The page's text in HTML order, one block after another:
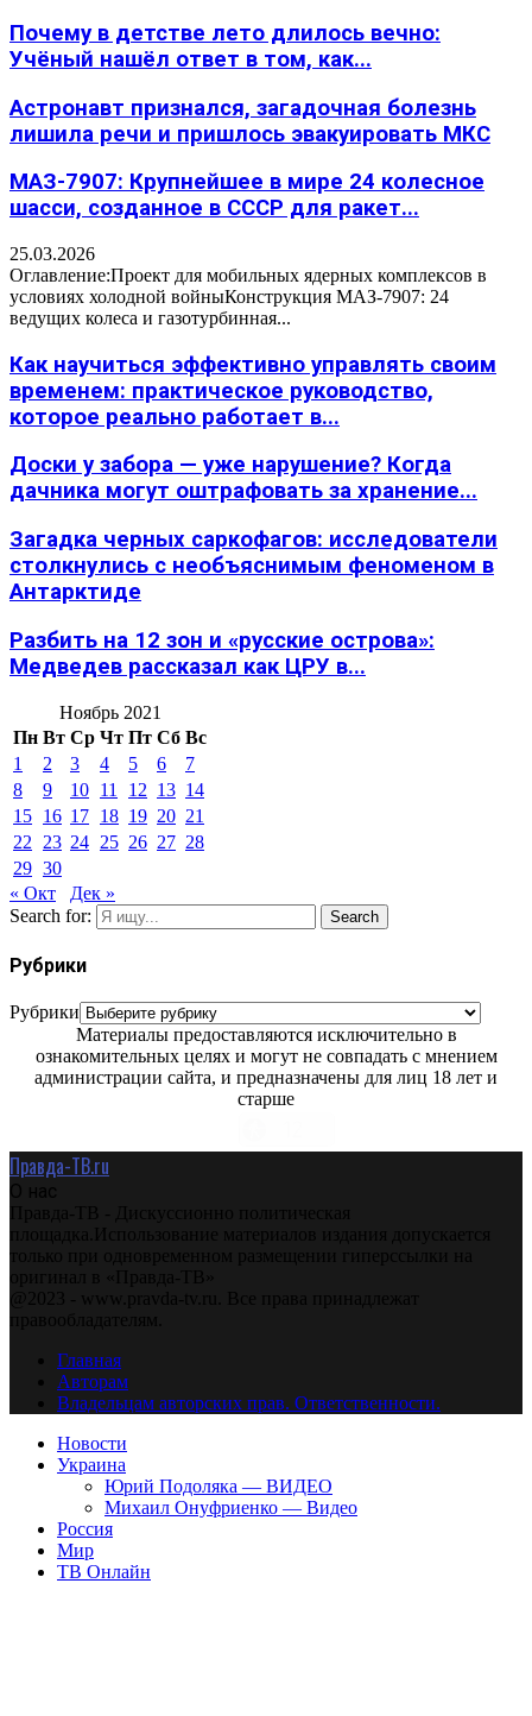
Почему в детстве лето длилось вечно:
Учёный нашёл ответ в том, как...
Астронавт признался, загадочная болезнь
лишила речи и пришлось эвакуировать МКС
МАЗ-7907: Крупнейшее в мире 24 колесное
шасси, созданное в СССР для ракет...
25.03.2026
Оглавление:Проект для мобильных ядерных комплексов в
условиях холодной войныКонструкция МАЗ-7907: 24
ведущих колеса и газотурбинная...
Как научиться эффективно управлять своим
временем: практическое руководство,
которое реально работает в...
Доски у забора — уже нарушение? Когда
дачника могут оштрафовать за хранение...
Загадка черных саркофагов: исследователи
столкнулись с необъяснимым феноменом в
Антарктиде
Разбить на 12 зон и «русские острова»:
Медведев рассказал как ЦРУ в...
Ноябрь 2021
Пн Вт Ср Чт Пт Сб Вс
1
2 3 4 5 6
7
8
9 10 11 12 13 14
15 16 17 18 19 20 21
22
23 24 25 26 27 28
29 30
« Окт
Дек »
Search for:
Search
Рубрики
Рубрики
Материалы предоставляются исключительно в
ознакомительных целях и могут не совпадать с мнением
администрации сайта, и предназначены для лиц 18 лет и
старше
Правда-ТВ.ru
О нас
Правда-ТВ - Дискуссионно политическая
площадка.Использование материалов издания допускается
только при одновременном размещении гиперссылки на
оригинал в «Правда-ТВ»
@2023 - www.pravda-tv.ru. Все права принадлежат
правообладателям.
Главная
Авторам
Владельцам авторских прав. Ответственности.
Новости
Украина
Юрий Подоляка — ВИДЕО
Михаил Онуфриенко — Видео
Россия
Мир
ТВ Онлайн